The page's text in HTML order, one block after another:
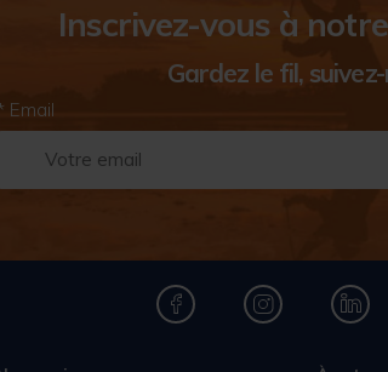
Inscrivez-vous à
Gardez le fil,
Email